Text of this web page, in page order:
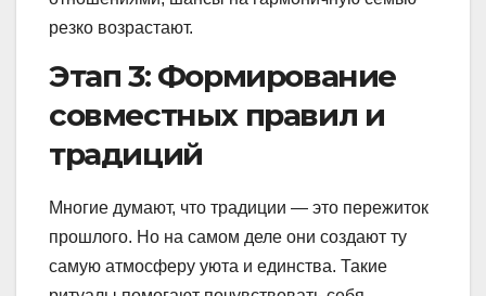
резко возрастают.
Этап 3: Формирование
совместных правил и
традиций
Многие думают, что традиции — это пережиток
прошлого. Но на самом деле они создают ту
самую атмосферу уюта и единства. Такие